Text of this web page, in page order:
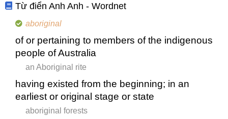
Từ điển Anh Anh - Wordnet
aboriginal
of or pertaining to members of the indigenous
people of Australia
an Aboriginal rite
having existed from the beginning; in an
earliest or original stage or state
aboriginal forests